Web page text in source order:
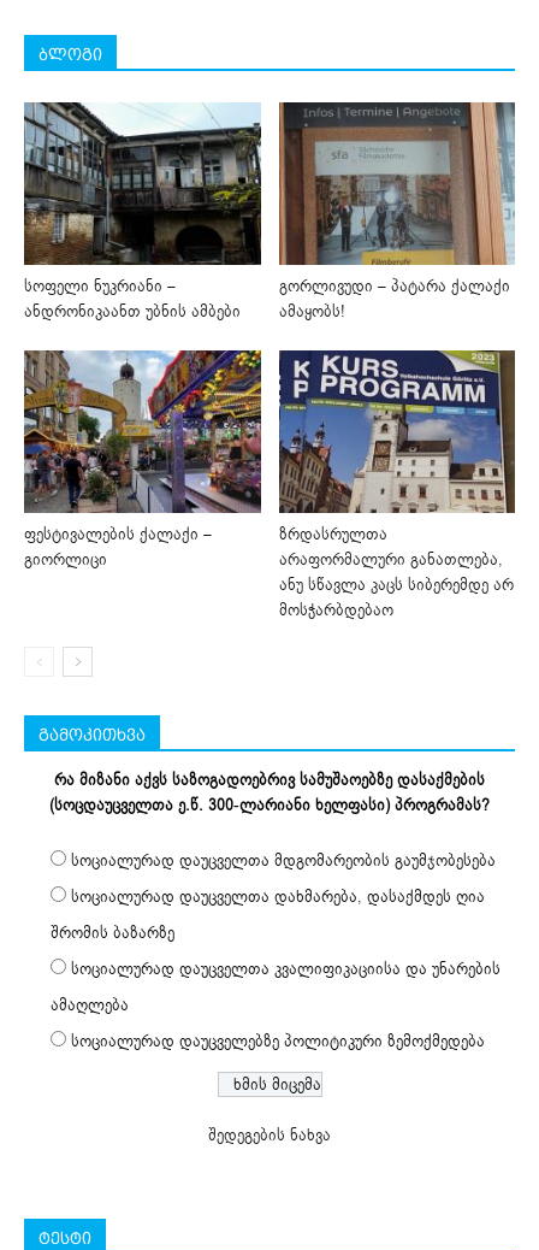
ბლოგი
სოფელი ნუკრიანი –
ანდრონიკაანთ უბნის ამბები
გორლივუდი – პატარა ქალაქი
ამაყობს!
ფესტივალების ქალაქი –
გიორლიცი
ზრდასრულთა
არაფორმალური განათლება,
ანუ სწავლა კაცს სიბერემდე არ
მოსჭარბდებაო
გამოკითხვა
რა მიზანი აქვს საზოგადოებრივ სამუშაოებზე დასაქმების
(სოცდაუცველთა ე.წ. 300-ლარიანი ხელფასი) პროგრამას?
სოციალურად დაუცველთა მდგომარეობის გაუმჯობესება
სოციალურად დაუცველთა დახმარება, დასაქმდეს ღია
შრომის ბაზარზე
სოციალურად დაუცველთა კვალიფიკაციისა და უნარების
ამაღლება
სოციალურად დაუცველებზე პოლიტიკური ზემოქმედება
შედეგების ნახვა
ტესტი